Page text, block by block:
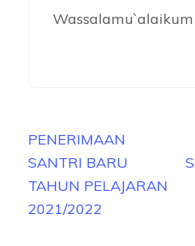
Navigasi
pos
PENERIMAAN
SANTRI BARU
TAHUN PELAJARAN
2021/2022